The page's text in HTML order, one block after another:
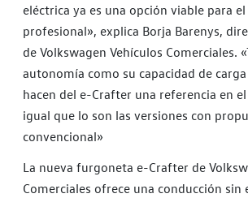
eléctrica ya es una opción viable para
profesional», explica Borja Barenys,
de Volkswagen Vehículos Comerciales.
autonomía como su capacidad de
hacen del e-Crafter una referencia en
igual que lo son las versiones con
convencional»
La nueva furgoneta e-Crafter de
Comerciales ofrece una conducción sin